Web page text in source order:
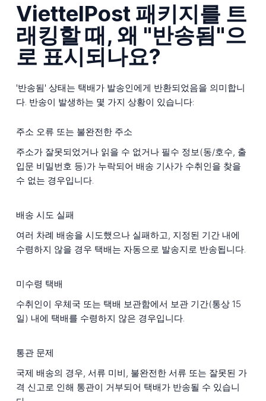
ViettelPost 패키지를 트
래킹할 때, 왜 "반송됨"으
로 표시되나요?
'반송됨' 상태는 택배가 발송인에게 반환되었음을 의미합니
다. 반송이 발생하는 몇 가지 상황이 있습니다:
주소 오류 또는 불완전한 주소
주소가 잘못되었거나 읽을 수 없거나 필수 정보(동/호수, 출
입문 비밀번호 등)가 누락되어 배송 기사가 수취인을 찾을
수 없는 경우입니다.
배송 시도 실패
여러 차례 배송을 시도했으나 실패하고, 지정된 기간 내에
수령하지 않을 경우 택배는 자동으로 발송지로 반송됩니다.
미수령 택배
수취인이 우체국 또는 택배 보관함에서 보관 기간(통상 15
일) 내에 택배를 수령하지 않은 경우입니다.
통관 문제
국제 배송의 경우, 서류 미비, 불완전한 서류 또는 잘못된 가
격 신고로 인해 통관이 거부되어 택배가 반송될 수 있습니